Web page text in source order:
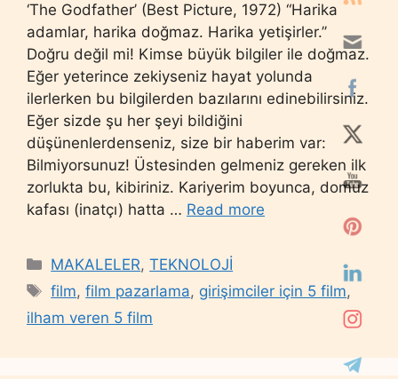
‘The Godfather’ (Best Picture, 1972) “Harika
adamlar, harika doğmaz. Harika yetişirler.’’
Doğru değil mi! Kimse büyük bilgiler ile doğmaz.
Eğer yeterince zekiyseniz hayat yolunda
ilerlerken bu bilgilerden bazılarını edinebilirsiniz.
Eğer sizde şu her şeyi bildiğini
düşünenlerdenseniz, size bir haberim var:
Bilmiyorsunuz! Üstesinden gelmeniz gereken ilk
zorlukta bu, kibiriniz. Kariyerim boyunca, domuz
kafası (inatçı) hatta … Read more
Categories
MAKALELER,TEKNOLOJİ
Tags
film,film pazarlama, girişimciler için 5 film,
ilham veren 5 film